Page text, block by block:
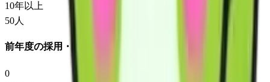
10年以上
50人
前年度の採用・退職
0